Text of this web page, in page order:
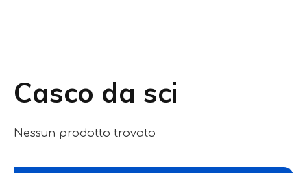
Casco da sci
Nessun prodotto trovato